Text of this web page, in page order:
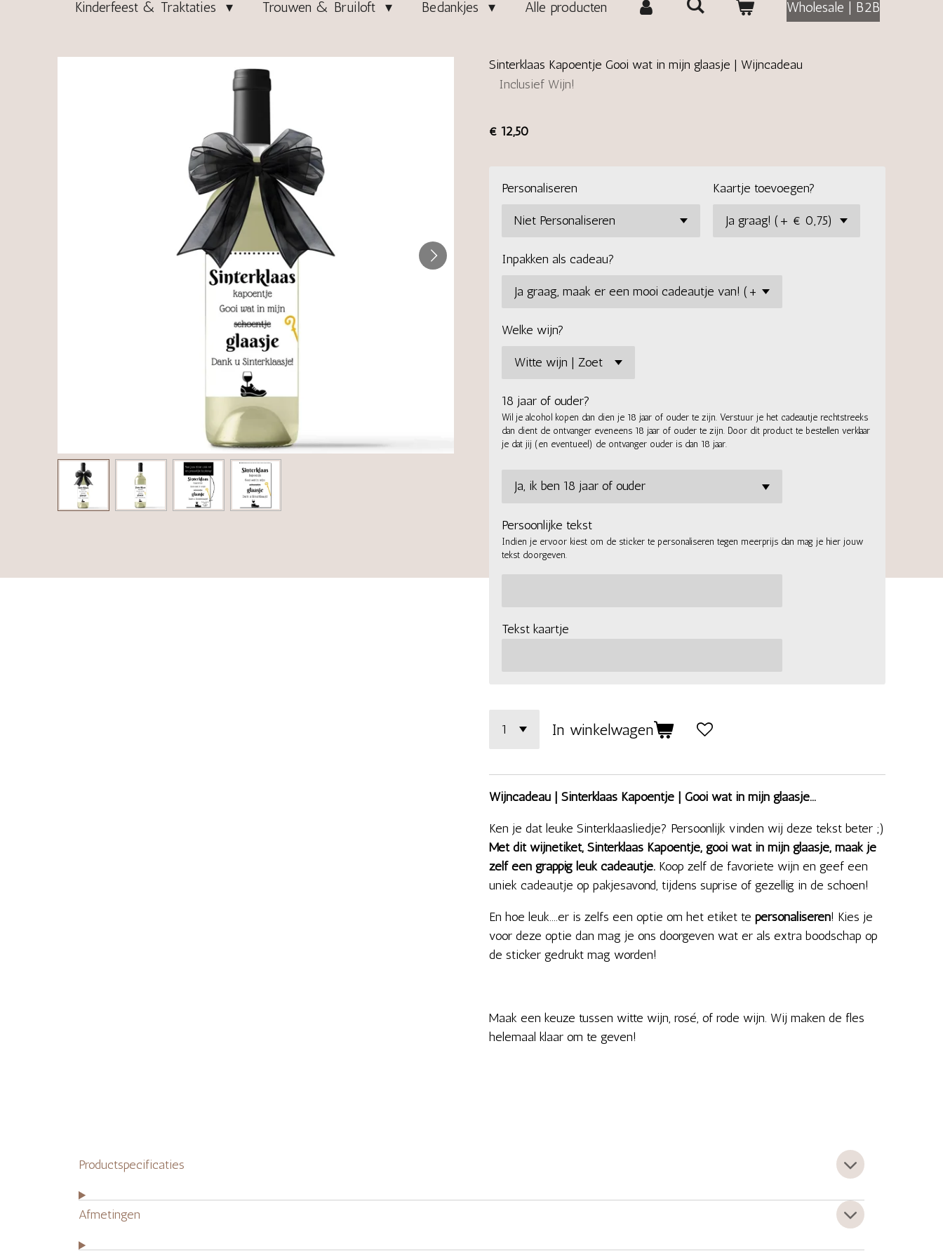
Kinderfeest & Traktaties Trouwen & Bruiloft Bedankjes Alle producten Wholesale | B2B
Sinterklaas Kapoentje Gooi wat in mijn glaasje | Wijncadeau
Inclusief Wijn!
€ 12,50
Personaliseren Kaartje toevoegen?
Inpakken als cadeau?
Welke wijn?
18 jaar of ouder?
Wil je alcohol kopen dan dien je 18 jaar of ouder te zijn. Verstuur je het cadeautje rechtstreeks
dan dient de ontvanger eveneens 18 jaar of ouder te zijn. Door dit product te bestellen verklaar
je dat jij (en eventueel) de ontvanger ouder is dan 18 jaar.
Persoonlijke tekst
Indien je ervoor kiest om de sticker te personaliseren tegen meerprijs dan mag je hier jouw
tekst doorgeven.
Tekst kaartje
In winkelwagen
Wijncadeau | Sinterklaas Kapoentje | Gooi wat in mijn glaasje...
Ken je dat leuke Sinterklaasliedje? Persoonlijk vinden wij deze tekst beter ;)
Met dit wijnetiket, Sinterklaas Kapoentje, gooi wat in mijn glaasje, maak je
zelf een grappig leuk cadeautje. Koop zelf de favoriete wijn en geef een
uniek cadeautje op pakjesavond, tijdens suprise of gezellig in de schoen!
En hoe leuk....er is zelfs een optie om het etiket te personaliseren! Kies je
voor deze optie dan mag je ons doorgeven wat er als extra boodschap op
de sticker gedrukt mag worden!
Maak een keuze tussen witte wijn, rosé, of rode wijn. Wij maken de fles
helemaal klaar om te geven!
Productspecificaties
Afmetingen